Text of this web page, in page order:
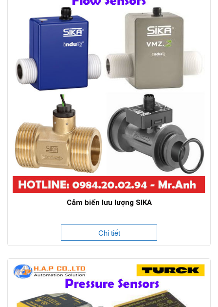
Cảm biến lưu lượng SIKA
Chi tiết